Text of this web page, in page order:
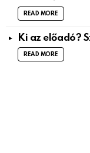
READ MORE
Ki az előadó?
READ MORE